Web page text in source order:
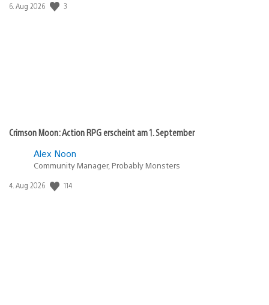
Veröffentlichungsdatum:
6. Aug 2026 3
Crimson Moon: Action RPG erscheint am 1. September
Alex Noon
Community Manager, Probably Monsters
Veröffentlichungsdatum:
4. Aug 2026 114